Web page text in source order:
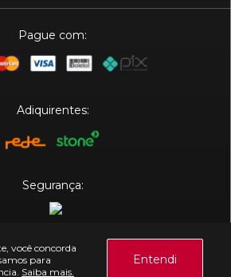
você concorda
para
Saiba mais.
Entendi
Pague com:
Adiquirentes:
Segurança:
Plataforma: